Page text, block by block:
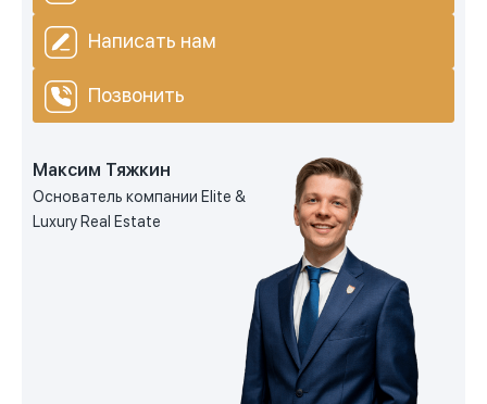
Написать нам
Позвонить
Максим Тяжкин
Основатель компании Elite &
Luxury Real Estate